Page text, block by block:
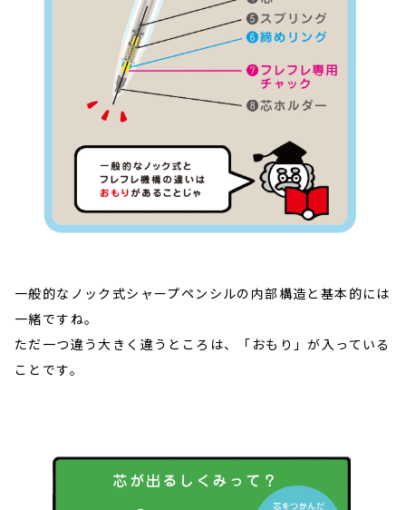
一般的なノック式シャープペンシルの内部構造と基本的には
一緒ですね。
ただ一つ違う大きく違うところは、「おもり」が入っている
ことです。